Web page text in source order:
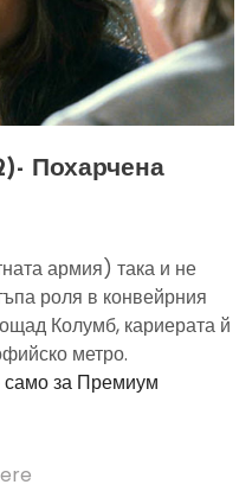
Похарчена
армия) така и не
роля в конвейрния
Колумб, кариерата й
метро.
за Премиум